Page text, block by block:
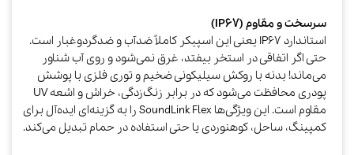
سرسخت و مقاوم (IP67)
استاندارد IP67 یعنی این اسپیکر کاملاً ضدآب و ضدگردوغبار است.
حتی اگر اتفاقی در استخر بیفتد، غرق نمی‌شود و روی آب شناور
می‌ماند! بدنه با روکش سیلیکونی ضخیم و توری فلزی با پوشش
پودری محافظت می‌شود که در برابر زنگ‌زدگی، خراش و اشعه UV
مقاوم است. این ویژگی‌ها SoundLink Flex را به گزینه‌ای ایده‌آل برای
کمپینگ، ساحل، کوهنوردی یا حتی استفاده در حمام تبدیل می‌کند.​